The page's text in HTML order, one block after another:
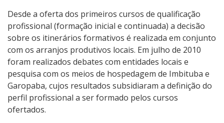
Desde a oferta dos primeiros cursos de qualificação
profissional (formação inicial e continuada) a decisão
sobre os itinerários formativos é realizada em conjunto
com os arranjos produtivos locais. Em julho de 2010
foram realizados debates com entidades locais e
pesquisa com os meios de hospedagem de Imbituba e
Garopaba, cujos resultados subsidiaram a definição do
perfil profissional a ser formado pelos cursos
ofertados.